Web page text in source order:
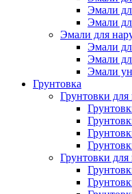
Эмали
Эмали
Эмали для
Эмали
Эмали
Эмали
Грунтовка
Грунтовки для
Грунтовки